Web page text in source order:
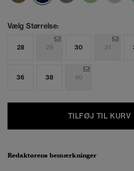
Vælg Størrelse:
28 29 30 31
36 38 40
TILFØJ TIL KURV
Redaktørens bemærkninger